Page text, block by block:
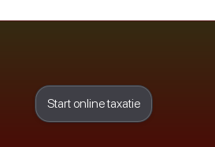
Start online taxatie